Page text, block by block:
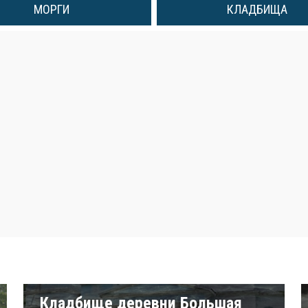
МОРГИ КЛАДБИЩА
Кладбище деревни Большая